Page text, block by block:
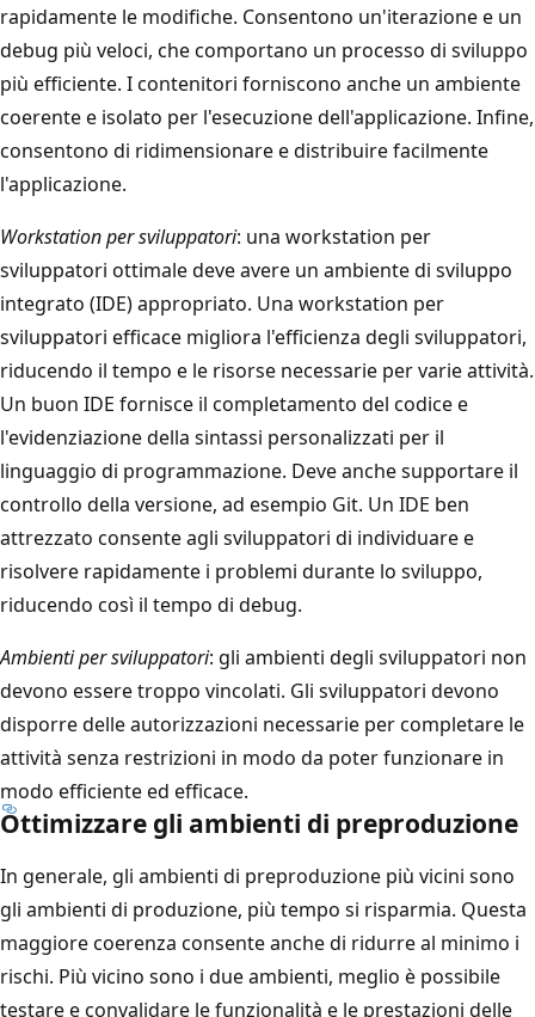
rapidamente le modifiche. Consentono un'iterazione e un
debug più veloci, che comportano un processo di sviluppo
più efficiente. I contenitori forniscono anche un ambiente
coerente e isolato per l'esecuzione dell'applicazione. Infine,
consentono di ridimensionare e distribuire facilmente
l'applicazione.
Workstation per sviluppatori: una workstation per
sviluppatori ottimale deve avere un ambiente di sviluppo
integrato (IDE) appropriato. Una workstation per
sviluppatori efficace migliora l'efficienza degli sviluppatori,
riducendo il tempo e le risorse necessarie per varie attività.
Un buon IDE fornisce il completamento del codice e
l'evidenziazione della sintassi personalizzati per il
linguaggio di programmazione. Deve anche supportare il
controllo della versione, ad esempio Git. Un IDE ben
attrezzato consente agli sviluppatori di individuare e
risolvere rapidamente i problemi durante lo sviluppo,
riducendo così il tempo di debug.
Ambienti per sviluppatori: gli ambienti degli sviluppatori non
devono essere troppo vincolati. Gli sviluppatori devono
disporre delle autorizzazioni necessarie per completare le
attività senza restrizioni in modo da poter funzionare in
modo efficiente ed efficace.
Ottimizzare gli ambienti di preproduzione
In generale, gli ambienti di preproduzione più vicini sono
gli ambienti di produzione, più tempo si risparmia. Questa
maggiore coerenza consente anche di ridurre al minimo i
rischi. Più vicino sono i due ambienti, meglio è possibile
testare e convalidare le funzionalità e le prestazioni delle